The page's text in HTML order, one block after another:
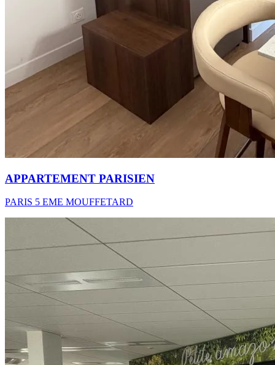
APPARTEMENT PARISIEN
PARIS 5 EME MOUFFETARD